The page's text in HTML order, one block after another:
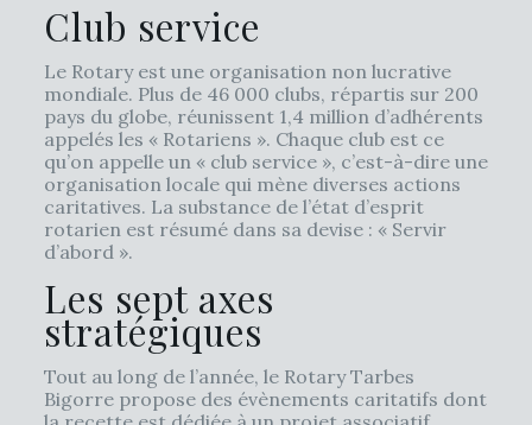
Club service
Le Rotary est une organisation non lucrative
mondiale. Plus de 46 000 clubs, répartis sur 200
pays du globe, réunissent 1,4 million d’adhérents
appelés les « Rotariens ». Chaque club est ce
qu’on appelle un « club service », c’est-à-dire une
organisation locale qui mène diverses actions
caritatives. La substance de l’état d’esprit
rotarien est résumé dans sa devise : « Servir
d’abord ».
Les sept axes
stratégiques
Tout au long de l’année, le Rotary Tarbes
Bigorre propose des évènements caritatifs dont